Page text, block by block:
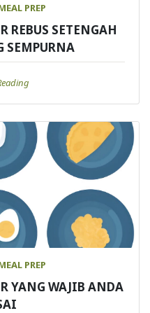
PREP
REBUS SETENGAH
SEMPURNA
PREP
YANG WAJIB ANDA